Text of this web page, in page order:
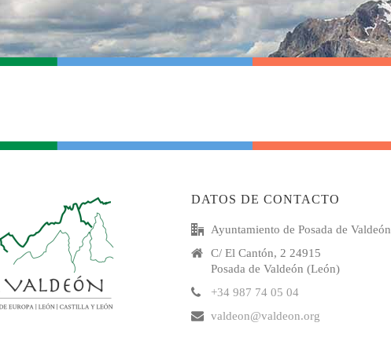
DATOS DE CONTACTO
Ayuntamiento de Posada de Valdeón
C/ El Cantón, 2 24915
Posada de Valdeón (León)
+34 987 74 05 04
valdeon@valdeon.org